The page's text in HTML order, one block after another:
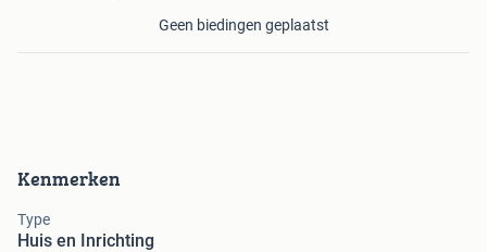
Kenmerken
Type
Huis en Inrichting
Geen biedingen geplaatst